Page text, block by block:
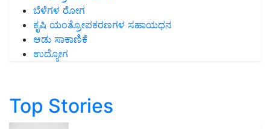
ಬೆಳೆಗಳ ರೋಗ
ಕೃಷಿ ಯಂತ್ರೋಪಕರಣಗಳ ಸಹಾಯಧನ
ಆಡು ಸಾಕಾಣಿಕೆ
ಉದ್ಯೋಗ
Top Stories